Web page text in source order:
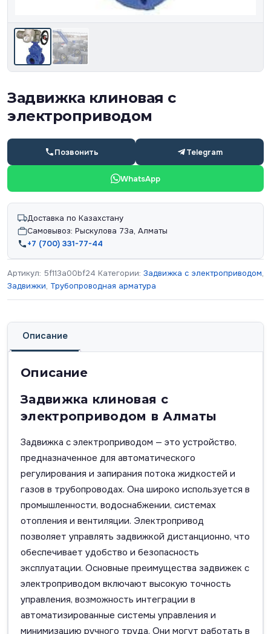
Задвижка клиновая с
электроприводом
Позвонить Telegram
WhatsApp
Доставка по Казахстану
Самовывоз: Рыскулова 73а, Алматы
+7 (700) 331-77-44
Артикул: 5f113a00bf24 Категории: Задвижка с электроприводом,
Задвижки, Трубопроводная арматура
Описание
Описание
Задвижка клиновая с
электроприводом в Алматы
Задвижка с электроприводом — это устройство,
предназначенное для автоматического
регулирования и запирания потока жидкостей и
газов в трубопроводах. Она широко используется в
промышленности, водоснабжении, системах
отопления и вентиляции. Электропривод
позволяет управлять задвижкой дистанционно, что
обеспечивает удобство и безопасность
эксплуатации. Основные преимущества задвижек с
электроприводом включают высокую точность
управления, возможность интеграции в
автоматизированные системы управления и
минимизацию ручного труда. Они могут работать в